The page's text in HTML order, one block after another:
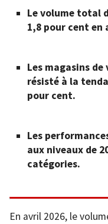
Le volume total
1,8 pour cent en
Les magasins
résisté à la
pour cent.
Les
aux niveaux de
catégories.
En avril 2026, le